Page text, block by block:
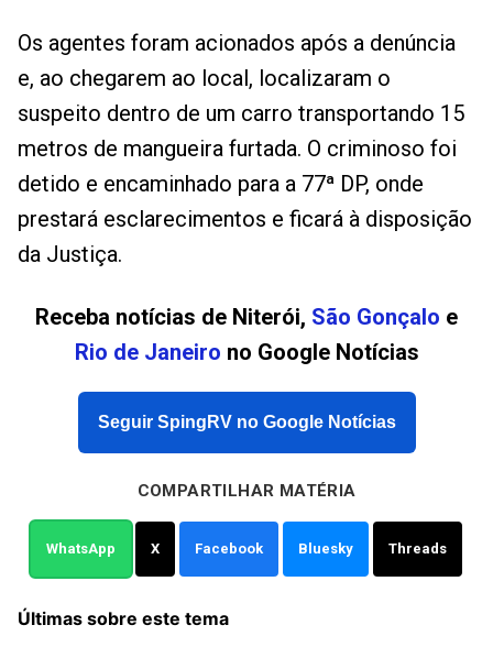
Os agentes foram acionados após a denúncia
e, ao chegarem ao local, localizaram o
suspeito dentro de um carro transportando 15
metros de mangueira furtada. O criminoso foi
detido e encaminhado para a 77ª DP, onde
prestará esclarecimentos e ficará à disposição
da Justiça.
Receba notícias de Niterói, São Gonçalo e
Rio de Janeiro no Google Notícias
Seguir SpingRV no Google Notícias
COMPARTILHAR MATÉRIA
WhatsApp X Facebook Bluesky Threads
Últimas sobre este tema